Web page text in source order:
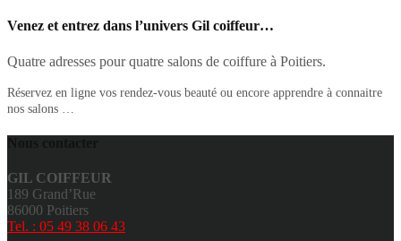
Venez et entrez dans l’univers Gil coiffeur…
Quatre adresses pour quatre salons de coiffure à Poitiers.
Réservez en ligne vos rendez-vous beauté ou encore apprendre à connaitre
nos salons …
GIL COIFFEUR
189 Grand’Rue
86000 Poitiers
Tel. : 05 49 38 06 43